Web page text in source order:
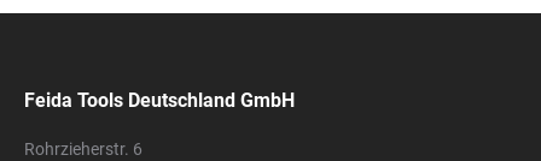
Feida Tools Deutschland GmbH
Rohrzieherstr. 6